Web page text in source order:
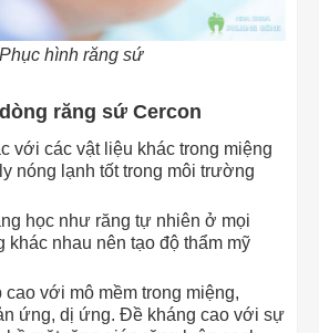
Phục hình răng sứ
răng sứ Cercon
với các vật liệu khác trong miệng
nóng lạnh tốt trong môi trường
học như răng tự nhiên ở mọi
khác nhau nên tạo độ thẩm mỹ
với mô mềm trong miệng,
ứng, dị ứng. Đề kháng cao với sự